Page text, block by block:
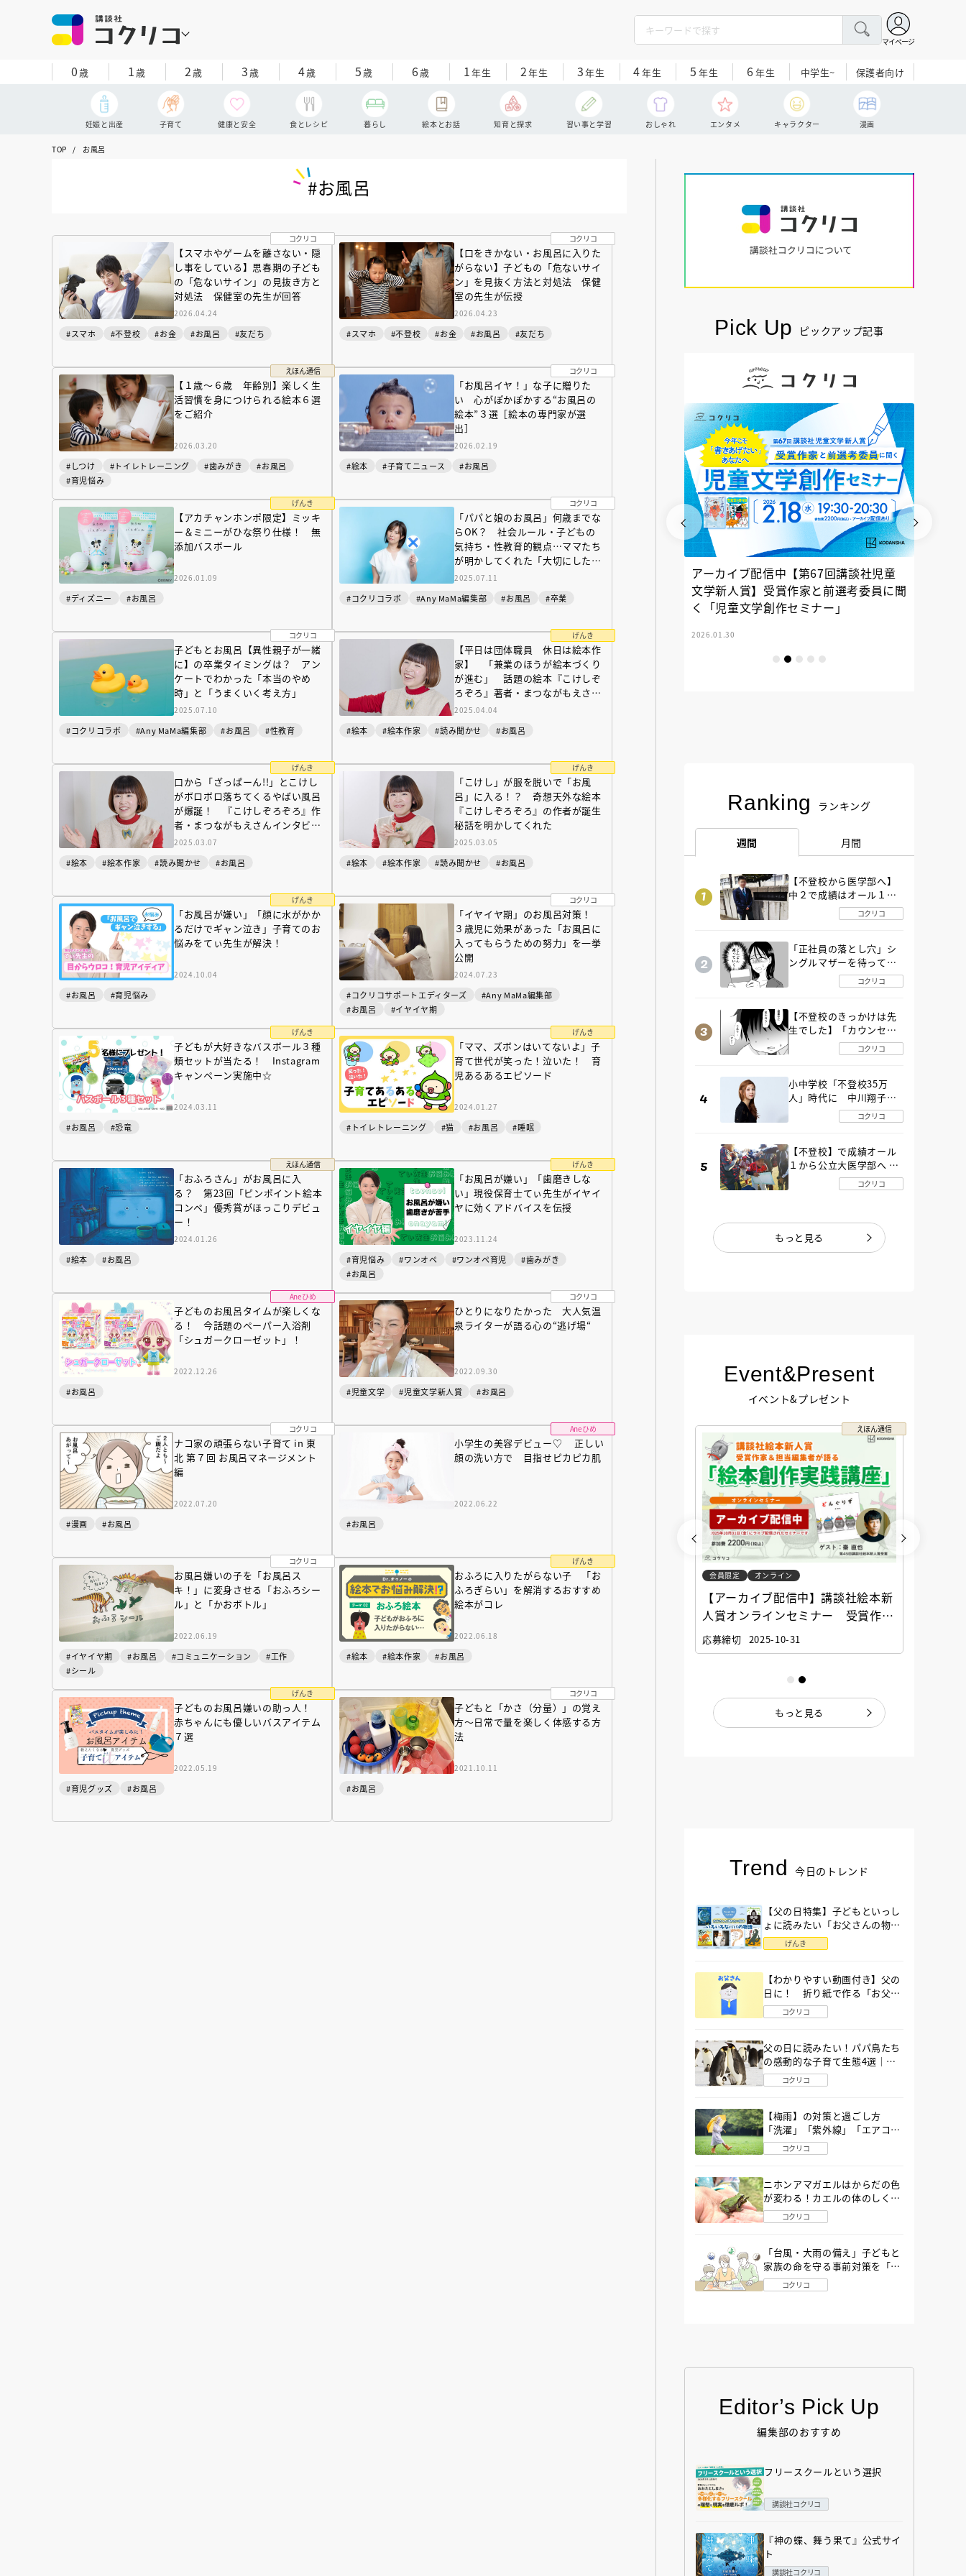
マイページ
0歳 1歳 2歳 3歳 4歳 5歳 6歳 1年生 2年生 3年生 4年生 5 年生 6年生 中学生~ 保護者向け
妊娠と出産 子育て 健康と安全 食とレシピ 暮らし 絵本とお話 知育と探求 習い事と学習 おしゃれ エンタメ キャラクター 漫画
TOP お風呂
#お風呂
コクリコ
【スマホやゲームを離さない・隠
し事をしている】思春期の子ども
の「危ないサイン」の見抜き方と
対処法 保健室の先生が回答
2026.04.24
#スマホ #不登校 #お金 #お風呂 #友だち
コクリコ
【口をきかない・お風呂に入りた
がらない】子どもの「危ないサイ
ン」を見抜く方法と対処法 保健
室の先生が伝授
2026.04.23
#スマホ #不登校 #お金 #お風呂 #友だち
えほん通信
【１歳〜６歳 年齢別】楽しく生
活習慣を身につけられる絵本６選
をご紹介
2026.03.20
#しつけ #トイレトレーニング #歯みがき
#お風呂
#育児悩み
コクリコ
「お風呂イヤ！」な子に贈りた
い 心がぽかぽかする“お風呂の
絵本”３選［絵本の専門家が選
出］
2026.02.19
#絵本 #子育てニュース #お風呂
げんき
【アカチャンホンポ限定】ミッキ
ー＆ミニーがひな祭り仕様！ 無
添加バスボール
2026.01.09
#ディズニー #お風呂
コクリコ
「パパと娘のお風呂」何歳までな
らOK？ 社会ルール・子どもの
気持ち・性教育的観点…ママたち
が明かしてくれた「大切にしたい
こと」
2025.07.11
#コクリコラボ #Any MaMa編集部 #お風呂 #卒業
コクリコ
子どもとお風呂【異性親子が一緒
に】の卒業タイミングは？ アン
ケートでわかった「本当のやめ
時」と「うまくいく考え方」
2025.07.10
#コクリコラボ #Any MaMa編集部 #お風呂 #性教育
げんき
【平日は団体職員 休日は絵本作
家】 「兼業のほうが絵本づくり
が進む」 話題の絵本『こけしぞ
ろぞろ』著者・まつながもえさん
が明かす仕事スタイルとは？
2025.04.04
#絵本 #絵本作家 #読み聞かせ #お風呂
げんき
口から「ざっぱーん!!」とこけし
がボロボロ落ちてくるやばい風呂
が爆誕！ 『こけしぞろぞろ』作
者・まつながもえさんインタビュ
ー
2025.03.07
#絵本 #絵本作家 #読み聞かせ #お風呂
げんき
「こけし」が服を脱いで「お風
呂」に入る！？ 奇想天外な絵本
『こけしぞろぞろ』の作者が誕生
秘話を明かしてくれた
2025.03.05
#絵本 #絵本作家 #読み聞かせ #お風呂
げんき
「お風呂が嫌い」「顔に水がかか
るだけでギャン泣き」子育てのお
悩みをてぃ先生が解決！
2024.10.04
#お風呂 #育児悩み
コクリコ
「イヤイヤ期」のお風呂対策！
３歳児に効果があった「お風呂に
入ってもらうための努力」を一挙
公開
2024.07.23
#コクリコサポートエディターズ
#Any MaMa編集部
#お風呂
#イヤイヤ期
げんき
子どもが大好きなバスボール３種
類セットが当たる！ Instagram
キャンペーン実施中☆
2024.03.11
#お風呂 #恐竜
げんき
「ママ、ズボンはいてないよ」子
育て世代が笑った！泣いた！ 育
児あるあるエピソード
2024.01.27
#トイレトレーニング #猫 #お風呂 #睡眠
えほん通信
「おふろさん」がお風呂に入
る？ 第23回「ピンポイント絵本
コンペ」優秀賞がほっこりデビュ
ー！
2024.01.26
#絵本 #お風呂
げんき
「お風呂が嫌い」「歯磨きしな
い」現役保育士てぃ先生がイヤイ
ヤに効くアドバイスを伝授
2023.11.24
#育児悩み #ワンオペ #ワンオペ育児
#歯みがき
#お風呂
Aneひめ
子どものお風呂タイムが楽しくな
る！ 今話題のペーパー入浴剤
「シュガークローゼット」！
2022.12.26
#お風呂
コクリコ
ひとりになりたかった 大人気温
泉ライターが語る心の“逃げ場“
2022.09.30
#児童文学 #児童文学新人賞 #お風呂
コクリコ
ナコ家の頑張らない子育て in 東
北 第７回 お風呂マネージメント
編
2022.07.20
#漫画 #お風呂
Aneひめ
小学生の美容デビュー♡ 正しい
顔の洗い方で 目指せピカピカ肌
2022.06.22
#お風呂
コクリコ
お風呂嫌いの子を「お風呂ス
キ！」に変身させる「おふろシー
ル」と「かおボトル」
2022.06.19
#イヤイヤ期 #お風呂 #コミュニケーション
#工作
#シール
げんき
おふろに入りたがらない子 「お
ふろぎらい」を解消するおすすめ
絵本がコレ
2022.06.18
#絵本 #絵本作家 #お風呂
げんき
子どものお風呂嫌いの助っ人！
赤ちゃんにも優しいバスアイテム
７選
2022.05.19
#育児グッズ #お風呂
コクリコ
子どもと「かさ（分量）」の覚え
方～日常で量を楽しく体感する方
法
2021.10.11
#お風呂
Pick Up ピックアップ記事
『NO.６再会』（あさのあつこ）特設サ
イト ＃４ 2026年９月30日発売決定！
2025.02.17
フリースクールという選択
2026.03.31
アーカイブ配信中【第67回講談社児童
文学新人賞】受賞作家と前選考委員に聞
く「児童文学創作セミナー」
2026.01.30
Ranking ランキング
週間 月間
【不登校から医学部へ】
中２で成績はオール１
「昼夜逆転」したわが子
を”夜遊び”に連れ出した
コクリコ
「正社員の落とし穴」シ
ングルマザーを待ってい
た“魔の２年間”【後編】
コクリコ
【不登校のきっかけは先
生でした】「カウンセリ
ングの時間」生徒の情報
をバラしたのは…《第２
コクリコ
小中学校「不登校35万
人」時代に 中川翔子さ
んが審査委員長「不登校
生動画甲子園 2026」が開
コクリコ
【不登校】で成績オール
１から公立大医学部へ 中
２で起立性調節障害「治
るまで３年」の診断 その
コクリコ
もっと見る
Event&Present
イベント&プレゼント
えほん通信
会員限定 オンライン
【アーカイブ配信中】講談社絵本新
人賞オンラインセミナー 受賞作家
と担当編集者が語る「絵本創作実践
講座」
2025-10-31
会員限定 オンライン
アーカイブ配信中【第67回講談社児
員に聞く「児童文学創作セミナー」
えほん通信
会員限定 オンライン
【アーカイブ配信中】講談社絵本新
人賞オンラインセミナー 受賞作家
と担当編集者が語る「絵本創作実践
講座」
応募締切 2025-10-31
もっと見る
Trend 今日のトレンド
【父の日特集】子どもといっし
ょに読みたい「お父さんの物
語」６選
げんき
【わかりやすい動画付き】父の
日に！ 折り紙で作る「お父さ
ん」の簡単な折り方
コクリコ
父の日に読みたい！パパ鳥たち
の感動的な子育て生態4選｜図
鑑MOVE
コクリコ
【梅雨】の対策と過ごし方
「洗濯」「紫外線」「エアコ
ン」「ゲリラ豪雨」…〔気象予
報士が完全ガイド〕
コクリコ
ニホンアマガエルはからだの色
が変わる！カエルの体のしくみ
から両生類の特ちょうまで図鑑
MOVEが解説！
コクリコ
「台風・大雨の備え」子どもと
家族の命を守る事前対策を「防
災アドバイザー」が解説
コクリコ
Editor’s Pick Up
編集部のおすすめ
フリースクールという選択
講談社コクリコ
『神の蝶、舞う果て』公式サイ
ト
講談社コクリコ